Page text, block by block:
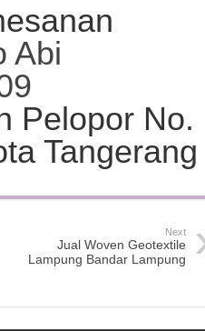
Abi
Pelopor No.
Tangerang
Next
Jual Woven Geotextile
Lampung Bandar Lampung